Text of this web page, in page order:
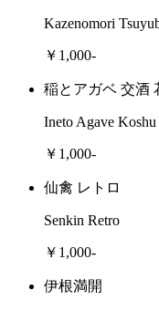
Kazenomori
￥1,000-
稲とアガベ 交酒
Ineto Agave Koshu
￥1,000-
仙禽 レトロ
Senkin Retro
￥1,000-
伊根満開